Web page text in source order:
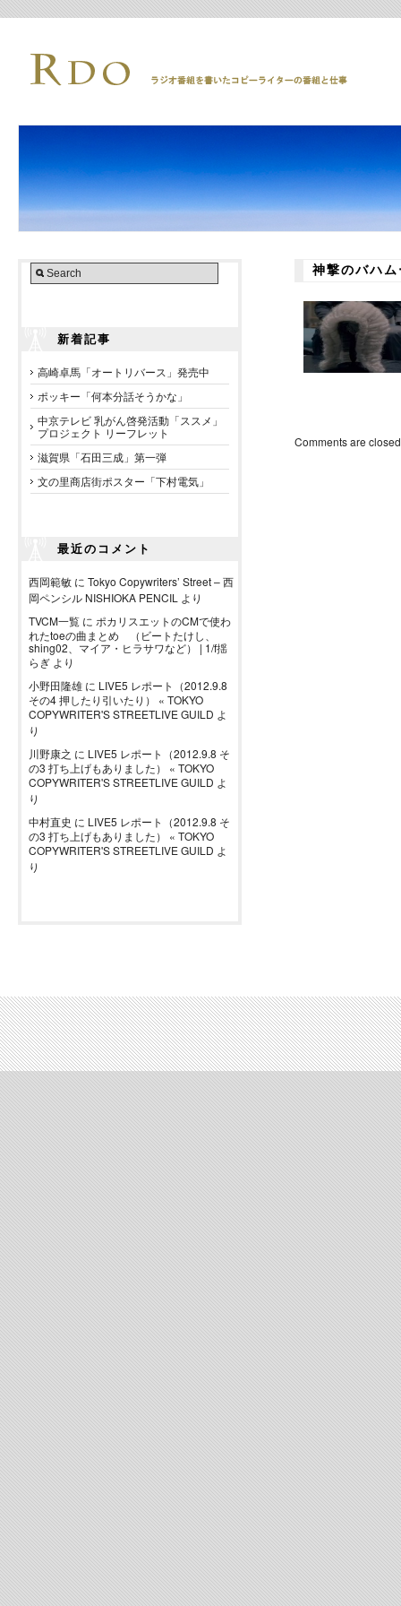
新着記事
高崎卓馬「オートリバース」発売中
ポッキー「何本分話そうかな」
中京テレビ 乳がん啓発活動「ススメ」
プロジェクト リーフレット
滋賀県「石田三成」第一弾
文の里商店街ポスター「下村電気」
最近のコメント
西岡範敏 に Tokyo Copywriters’ Street – 西
岡ペンシル NISHIOKA PENCIL より
TVCM一覧 に ポカリスエットのCMで使わ
れたtoeの曲まとめ （ビートたけし、
shing02、マイア・ヒラサワなど） | 1/f揺
らぎ より
小野田隆雄 に LIVE5 レポート（2012.9.8
その4 押したり引いたり） « TOKYO
COPYWRITER'S STREETLIVE GUILD よ
り
川野康之 に LIVE5 レポート（2012.9.8 そ
の3 打ち上げもありました） « TOKYO
COPYWRITER'S STREETLIVE GUILD よ
り
中村直史 に LIVE5 レポート（2012.9.8 そ
の3 打ち上げもありました） « TOKYO
COPYWRITER'S STREETLIVE GUILD よ
り
神撃のバハ
Comments are